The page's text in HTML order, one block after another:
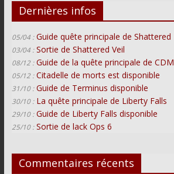
Dernières infos
05/04 : Guide quête principale de Shattered
03/04 : Sortie de Shattered Veil
08/12 : Guide de la quête principale de CDM
05/12 : Citadelle de morts est disponible
31/10 : Guide de Terminus disponible
30/10 : La quête principale de Liberty Falls
29/10 : Guide de Liberty Falls disponible
25/10 : Sortie de lack Ops 6
Commentaires récents